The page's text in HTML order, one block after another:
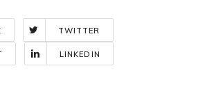
TWITTER
LINKEDIN